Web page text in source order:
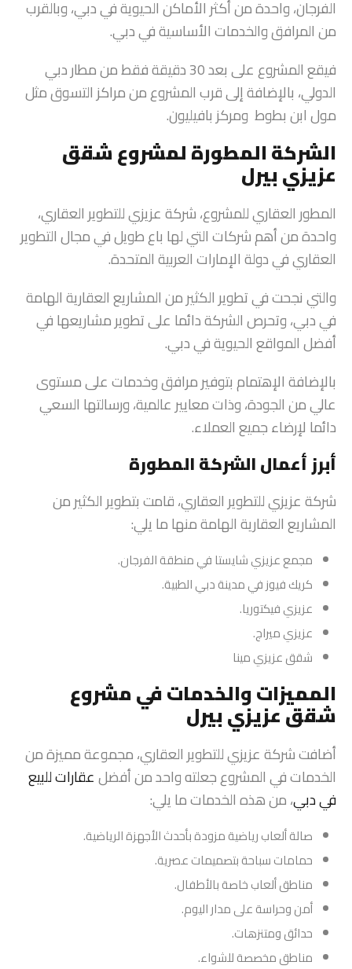
الفرجان، واحدة من أكثر الأماكن الحيوية في دبي، وبالقرب
من المرافق والخدمات الأساسية في دبي.
فيقع المشروع على بعد 30 دقيقة فقط من مطار دبي
الدولي، بالإضافة إلى قرب المشروع من مراكز التسوق مثل
مول ابن بطوط ومركز بافيليون.
الشركة المطورة لمشروع شقق
عزيزي بيرل
المطور العقاري للمشروع، شركة عزيزي للتطوير العقاري،
واحدة من أهم شركات التي لها باع طويل في مجال التطوير
العقاري في دولة الإمارات العربية المتحدة.
والتي نجحت في تطوير الكثير من المشاريع العقارية الهامة
في دبي، وتحرص الشركة دائما على تطوير مشاريعها في
أفضل المواقع الحيوية في دبي.
بالإضافة الإهتمام بتوفير مرافق وخدمات على مستوى
عالي من الجودة، وذات معايير عالمية، ورسالتها السعي
دائما لإرضاء جميع العملاء.
أبرز أعمال الشركة المطورة
شركة عزيزي للتطوير العقاري، قامت بتطوير الكثير من
المشاريع العقارية الهامة منها ما يلي:
مجمع عزيزي شايستا في منطقة الفرجان.
كريك فيوز في مدينة دبي الطبية.
عزيزي فيكتوريا.
عزيزي ميراج.
شقق عزيزي مينا
المميزات والخدمات في مشروع
شقق عزيزي بيرل
أضافت شركة عزيزي للتطوير العقاري، مجموعة مميزة من
الخدمات في المشروع جعلته واحد من أفضلعقارات للبيع
في دبي، من هذه الخدمات ما يلي:
صالة ألعاب رياضية مزودة بأحدث الأجهزة الرياضية.
حمامات سباحة بتصميمات عصرية.
مناطق ألعاب خاصة بالأطفال.
أمن وحراسة على مدار اليوم.
حدائق ومتنزهات.
مناطق مخصصة للشواء.